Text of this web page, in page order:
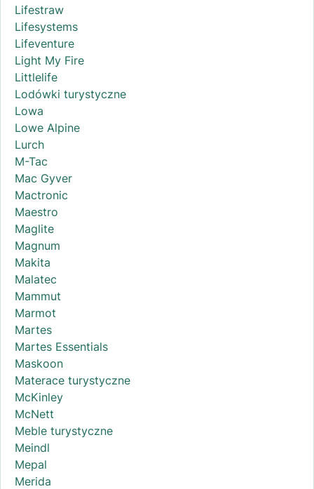
Lifestraw
Lifesystems
Lifeventure
Light My Fire
Littlelife
Lodówki turystyczne
Lowa
Lowe Alpine
Lurch
M-Tac
Mac Gyver
Mactronic
Maestro
Maglite
Magnum
Makita
Malatec
Mammut
Marmot
Martes
Martes Essentials
Maskoon
Materace turystyczne
McKinley
McNett
Meble turystyczne
Meindl
Mepal
Merida